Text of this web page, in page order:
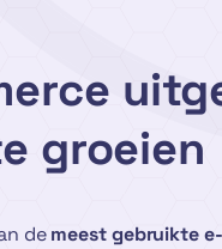
groeien
demeest gebruikte